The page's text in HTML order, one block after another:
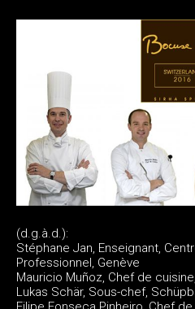
(d.g.à.d.):
Stéphane Jan, Enseignant,
Professionnel, Genève
Mauricio Muñoz, Chef de
Lukas Schär, Sous-chef,